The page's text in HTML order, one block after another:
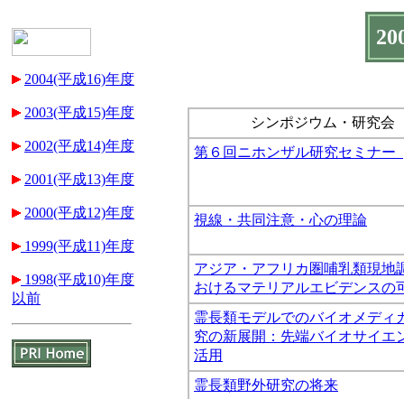
2004(平成16)年度
2003(平成15)年度
2002(平成14)年度
2001(平成13)年度
2000(平成12)年度
1999(平成11)年度
1998(平成10)年度
以前
シンポジウム・研究会
第６回ニホンザル研究セミナー
視線・共同注意・心の理論
アジア・アフリカ圏哺乳類現地
おけるマテリアルエビデンスの
霊長類モデルでのバイオメディ
究の新展開：先端バイオサイエ
活用
霊長類野外研究の将来